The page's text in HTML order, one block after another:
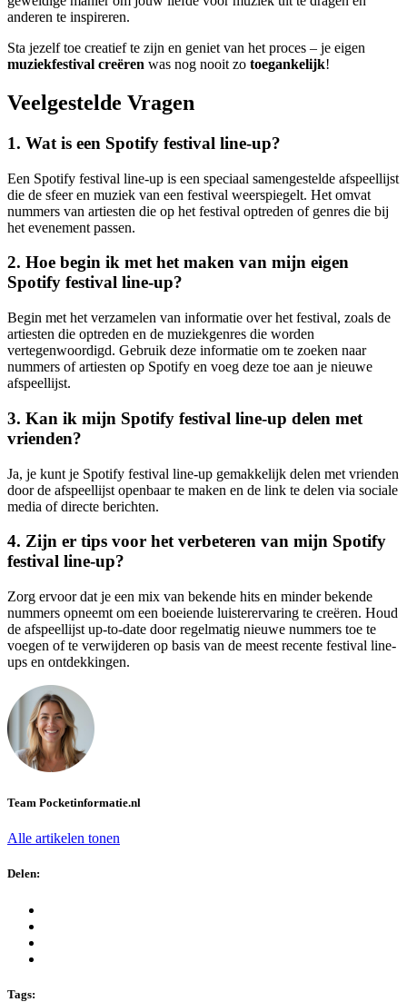
anderen te inspireren.
Sta jezelf toe creatief te zijn en geniet van het proces – je eigen
muziekfestival creëren was nog nooit zo toegankelijk!
Veelgestelde Vragen
1. Wat is een Spotify festival line-up?
Een Spotify festival line-up is een speciaal samengestelde afspeellijst
die de sfeer en muziek van een festival weerspiegelt. Het omvat
nummers van artiesten die op het festival optreden of genres die bij
het evenement passen.
2. Hoe begin ik met het maken van mijn eigen
Spotify festival line-up?
Begin met het verzamelen van informatie over het festival, zoals de
artiesten die optreden en de muziekgenres die worden
vertegenwoordigd. Gebruik deze informatie om te zoeken naar
nummers of artiesten op Spotify en voeg deze toe aan je nieuwe
afspeellijst.
3. Kan ik mijn Spotify festival line-up delen met
vrienden?
Ja, je kunt je Spotify festival line-up gemakkelijk delen met vrienden
door de afspeellijst openbaar te maken en de link te delen via sociale
media of directe berichten.
4. Zijn er tips voor het verbeteren van mijn Spotify
festival line-up?
Zorg ervoor dat je een mix van bekende hits en minder bekende
nummers opneemt om een boeiende luisterervaring te creëren. Houd
de afspeellijst up-to-date door regelmatig nieuwe nummers toe te
voegen of te verwijderen op basis van de meest recente festival line-
ups en ontdekkingen.
Team Pocketinformatie.nl
Alle artikelen tonen
Delen:
Tags: